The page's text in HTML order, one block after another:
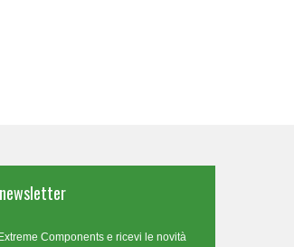
Components e ricevi le novità